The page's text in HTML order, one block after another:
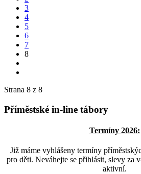
3
4
5
6
7
8
Strana 8 z 8
Příměstské in-line tábory
Termíny 2026:
Již máme vyhlášeny termíny
pro děti. Neváhejte se přihlásit, slevy za
aktivní.